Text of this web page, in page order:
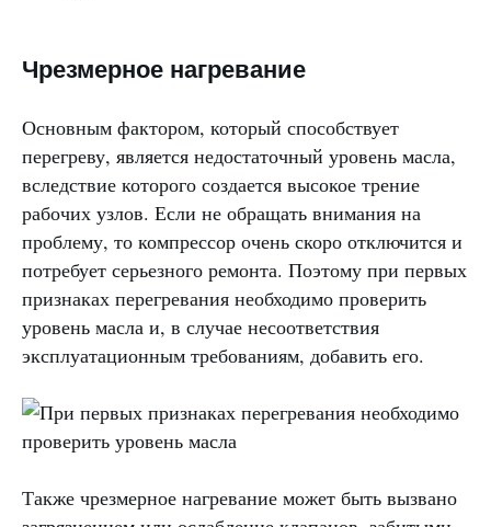
Чрезмерное нагревание
Основным фактором, который способствует
перегреву, является недостаточный уровень масла,
вследствие которого создается высокое трение
рабочих узлов. Если не обращать внимания на
проблему, то компрессор очень скоро отключится и
потребует серьезного ремонта. Поэтому при первых
признаках перегревания необходимо проверить
уровень масла и, в случае несоответствия
эксплуатационным требованиям, добавить его.
Также чрезмерное нагревание может быть вызвано